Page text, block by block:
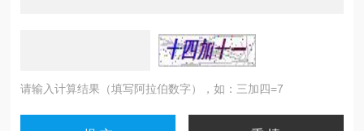
请输入计算结果（填写阿拉伯数字），如：三加四=7